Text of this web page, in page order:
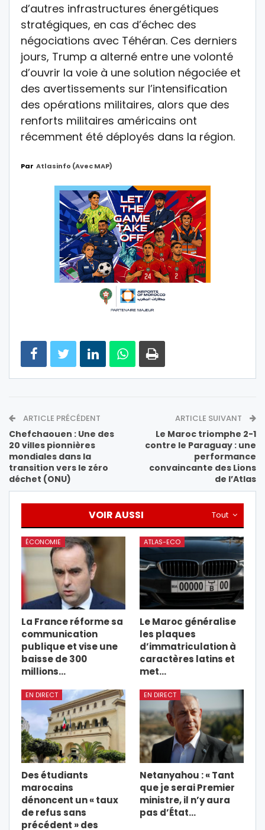
d’autres infrastructures énergétiques
stratégiques, en cas d’échec des
négociations avec Téhéran. Ces derniers
jours, Trump a alterné entre une volonté
d’ouvrir la voie à une solution négociée et
des avertissements sur l’intensification
des opérations militaires, alors que des
renforts militaires américains ont
récemment été déployés dans la région.
Par Atlasinfo (avec MAP)
ARTICLE PRÉCÉDENT
Chefchaouen : Une des
20 villes pionnières
mondiales dans la
transition vers le zéro
déchet (ONU)
ARTICLE SUIVANT
Le Maroc triomphe 2-1
contre le Paraguay : une
performance
convaincante des Lions
de l’Atlas
Tout
VOIR AUSSI
ÉCONOMIE
La France réforme sa
communication
publique et vise une
baisse de 300
millions…
ATLAS-ECO
Le Maroc généralise
les plaques
d’immatriculation à
caractères latins et
met…
EN DIRECT
Des étudiants
marocains
dénoncent un « taux
de refus sans
précédent » des
EN DIRECT
Netanyahou : « Tant
que je serai Premier
ministre, il n’y aura
pas d’État…